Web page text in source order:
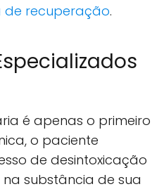
de recuperação.
é apenas o primeiro
o paciente
de desintoxicação
substância de sua